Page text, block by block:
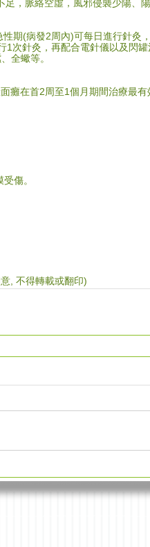
，脈絡空虛，風邪侵襲少陽、
期(病發2周內)可每日進行針灸
1次針灸，再配合電針儀以及閃
全蠍等。
癱在首2周至1個月期間治療最
傷。
, 不得轉載或翻印)